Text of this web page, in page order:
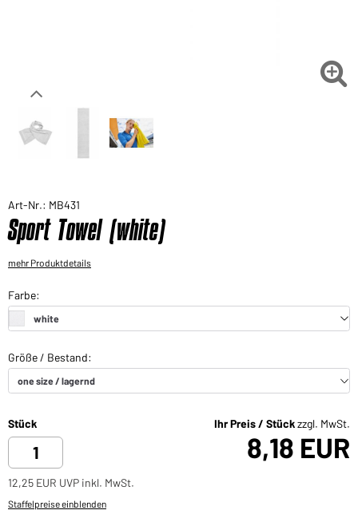

Art-Nr.: MB431
Sport Towel (white)
mehr Produktdetails
Stück Ihr Preis / Stückzzgl. MwSt.
8,18 EUR
12,25 EUR UVP inkl. MwSt.
Staffelpreise einblenden